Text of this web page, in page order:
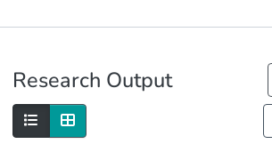
Research Output